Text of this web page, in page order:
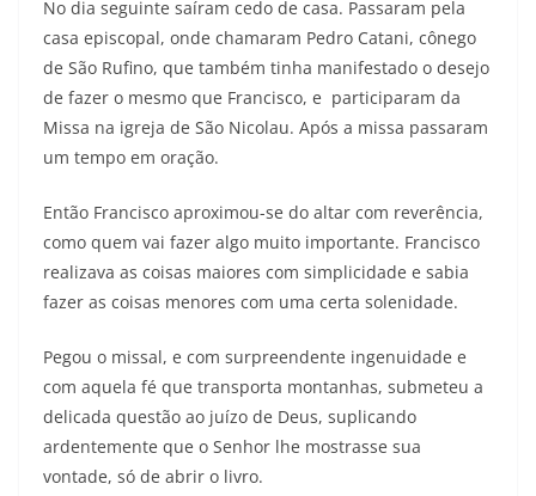
No dia seguinte saíram cedo de casa. Passaram pela
casa episcopal, onde chamaram Pedro Catani, cônego
de São Rufino, que também tinha manifestado o desejo
de fazer o mesmo que Francisco, e participaram da
Missa na igreja de São Nicolau. Após a missa passaram
um tempo em oração.
Então Francisco aproximou-se do altar com reverência,
como quem vai fazer algo muito importante. Francisco
realizava as coisas maiores com simplicidade e sabia
fazer as coisas menores com uma certa solenidade.
Pegou o missal, e com surpreendente ingenuidade e
com aquela fé que transporta montanhas, submeteu a
delicada questão ao juízo de Deus, suplicando
ardentemente que o Senhor lhe mostrasse sua
vontade, só de abrir o livro.